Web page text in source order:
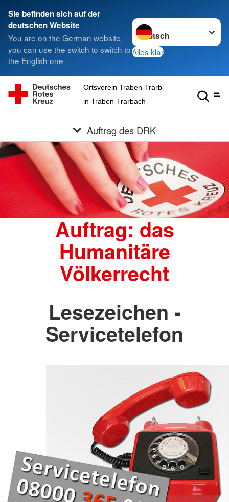
Sie befinden sich auf der
deutschen Website
You are on the German website,
you can use the switch to switch to
the English one
Sprache wechseln zu
Alles klar
in Traben-Trarbach
Ortsverein Traben-Trarbach Eifel-Mosel-
Auftrag des DRK
Auftrag: das
Humanitäre
Völkerrecht
Lesezeichen -
Servicetelefon